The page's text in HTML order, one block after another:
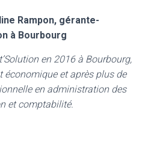
A
T
O
Rampon, gérante-
à Bourbourg
en 2016 à Bourbourg,
économique et après plus de
en administration des
et comptabilité.